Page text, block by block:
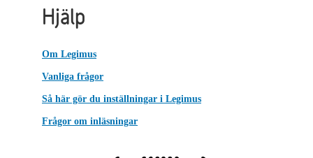
Hjälp
Om Legimus
Vanliga frågor
Så här gör du inställningar i Legimus
Frågor om inläsningar